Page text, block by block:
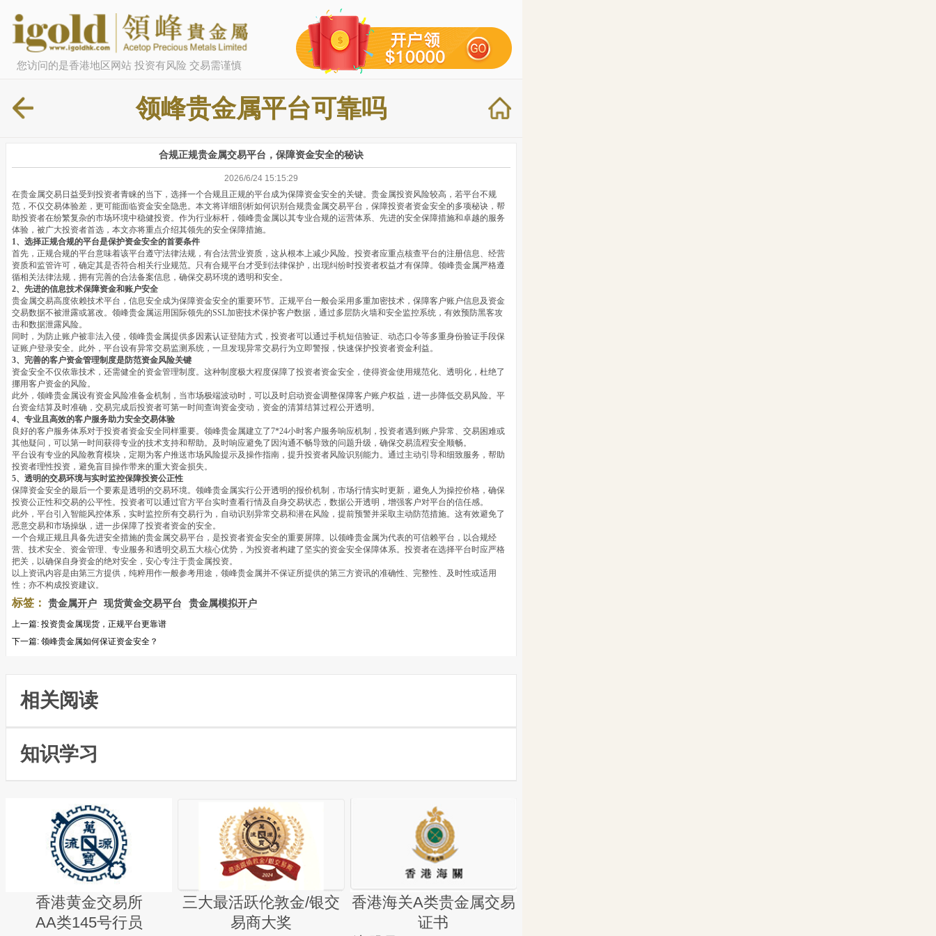
您访问的是香港地区网站 投资有风险 交易需谨慎
领峰贵金属平台可靠吗
合规正规贵金属交易平台，保障资金安全的秘诀
2026/6/24 15:15:29
在贵金属交易日益受到投资者青睐的当下，选择一个合规且正规的平台成为保障资金安全的关键。贵金属投资风险较高，若平台不规
范，不仅交易体验差，更可能面临资金安全隐患。本文将详细剖析如何识别合规贵金属交易平台，保障投资者资金安全的多项秘诀，帮
助投资者在纷繁复杂的市场环境中稳健投资。作为行业标杆，领峰贵金属以其专业合规的运营体系、先进的安全保障措施和卓越的服务
体验，被广大投资者首选，本文亦将重点介绍其领先的安全保障措施。
1、选择正规合规的平台是保护资金安全的首要条件
首先，正规合规的平台意味着该平台遵守法律法规，有合法营业资质，这从根本上减少风险。投资者应重点核查平台的注册信息、经营
资质和监管许可，确定其是否符合相关行业规范。只有合规平台才受到法律保护，出现纠纷时投资者权益才有保障。领峰贵金属严格遵
循相关法律法规，拥有完善的合法备案信息，确保交易环境的透明和安全。
2、先进的信息技术保障资金和账户安全
贵金属交易高度依赖技术平台，信息安全成为保障资金安全的重要环节。正规平台一般会采用多重加密技术，保障客户账户信息及资金
交易数据不被泄露或篡改。领峰贵金属运用国际领先的SSL加密技术保护客户数据，通过多层防火墙和安全监控系统，有效预防黑客攻
击和数据泄露风险。
同时，为防止账户被非法入侵，领峰贵金属提供多因素认证登陆方式，投资者可以通过手机短信验证、动态口令等多重身份验证手段保
证账户登录安全。此外，平台设有异常交易监测系统，一旦发现异常交易行为立即警报，快速保护投资者资金利益。
3、完善的客户资金管理制度是防范资金风险关键
资金安全不仅依靠技术，还需健全的资金管理制度。这种制度极大程度保障了投资者资金安全，使得资金使用规范化、透明化，杜绝了
挪用客户资金的风险。
此外，领峰贵金属设有资金风险准备金机制，当市场极端波动时，可以及时启动资金调整保障客户账户权益，进一步降低交易风险。平
台资金结算及时准确，交易完成后投资者可第一时间查询资金变动，资金的清算结算过程公开透明。
4、专业且高效的客户服务助力安全交易体验
良好的客户服务体系对于投资者资金安全同样重要。领峰贵金属建立了7*24小时客户服务响应机制，投资者遇到账户异常、交易困难或
其他疑问，可以第一时间获得专业的技术支持和帮助。及时响应避免了因沟通不畅导致的问题升级，确保交易流程安全顺畅。
平台设有专业的风险教育模块，定期为客户推送市场风险提示及操作指南，提升投资者风险识别能力。通过主动引导和细致服务，帮助
投资者理性投资，避免盲目操作带来的重大资金损失。
5、透明的交易环境与实时监控保障投资公正性
保障资金安全的最后一个要素是透明的交易环境。领峰贵金属实行公开透明的报价机制，市场行情实时更新，避免人为操控价格，确保
投资公正性和交易的公平性。投资者可以通过官方平台实时查看行情及自身交易状态，数据公开透明，增强客户对平台的信任感。
此外，平台引入智能风控体系，实时监控所有交易行为，自动识别异常交易和潜在风险，提前预警并采取主动防范措施。这有效避免了
恶意交易和市场操纵，进一步保障了投资者资金的安全。
一个合规正规且具备先进安全措施的贵金属交易平台，是投资者资金安全的重要屏障。以领峰贵金属为代表的可信赖平台，以合规经
营、技术安全、资金管理、专业服务和透明交易五大核心优势，为投资者构建了坚实的资金安全保障体系。投资者在选择平台时应严格
把关，以确保自身资金的绝对安全，安心专注于贵金属投资。
以上资讯内容是由第三方提供，纯粹用作一般参考用途，领峰贵金属并不保证所提供的第三方资讯的准确性、完整性、及时性或适用
性；亦不构成投资建议。
标签： 贵金属开户 现货黄金交易平台 贵金属模拟开户
上一篇: 投资贵金属现货，正规平台更靠谱
下一篇: 领峰贵金属如何保证资金安全？
相关阅读
知识学习
香港黄金交易所
AA类145号行员
三大最活跃伦敦金/银交
易商大奖
香港海关A类贵金属交易
证书